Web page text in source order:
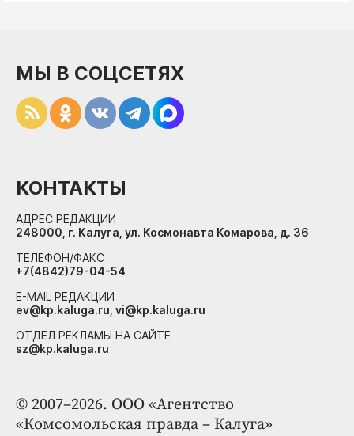
© 2007–2026. ООО «Агентство
«Комсомольская правда – Калуга»
МЫ В СОЦСЕТЯХ
КОНТАКТЫ
АДРЕС РЕДАКЦИИ
248000, г. Калуга, ул. Космонавта Комарова, д. 36
ТЕЛЕФОН/ФАКС
+7(4842)79-04-54
E-MAIL РЕДАКЦИИ
ev@kp.kaluga.ru, vi@kp.kaluga.ru
ОТДЕЛ РЕКЛАМЫ НА САЙТЕ
sz@kp.kaluga.ru